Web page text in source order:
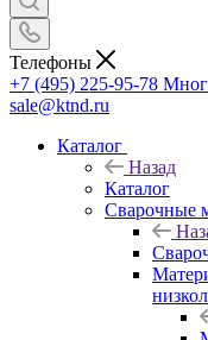
Телефоны
+7 (495) 225-95-78
sale@ktnd.ru
Каталог
Назад
Каталог
Сварочные